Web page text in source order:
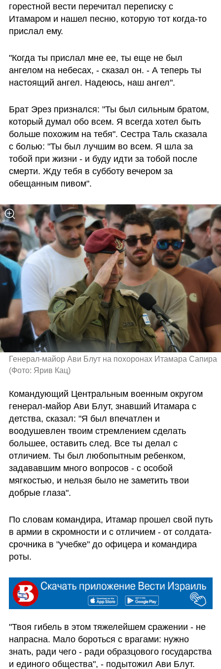
горестной вести перечитал переписку с
Итамаром и нашел песню, которую тот когда-то
прислал ему.
"Когда ты прислал мне ее, ты еще не был
ангелом на небесах, - сказал он. - А теперь ты
настоящий ангел. Надеюсь, наш ангел".
Брат Эрез признался: "Ты был сильным братом,
который думал обо всем. Я всегда хотел быть
больше похожим на тебя". Сестра Таль сказала
с болью: "Ты был лучшим во всем. Я шла за
тобой при жизни - и буду идти за тобой после
смерти. Жду тебя в субботу вечером за
обещанным пивом".
(Фото: Ярив Кац)
Командующий Центральным военным округом
генерал-майор Ави Блут, знавший Итамара с
детства, сказал: "Я был впечатлен и
воодушевлен твоим стремлением сделать
большее, оставить след. Все ты делал с
отличием. Ты был любопытным ребенком,
задававшим много вопросов - с особой
мягкостью, и нельзя было не заметить твои
добрые глаза".
По словам командира, Итамар прошел свой путь
в армии в скромности и с отличием - от солдата-
срочника в "учебке" до офицера и командира
роты.
"Твоя гибель в этом тяжелейшем сражении - не
напрасна. Мало бороться с врагами: нужно
знать, ради чего - ради образцового государства
и единого общества", - подытожил Ави Блут.